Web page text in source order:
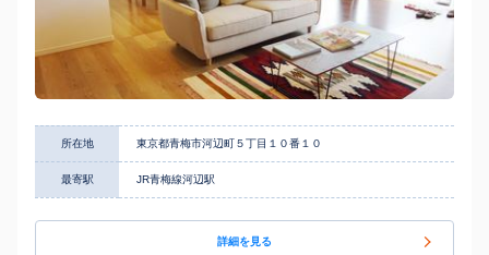
所在地 東京都青梅市河辺町５丁目１０番１０
最寄駅 JR青梅線河辺駅
詳細を見る